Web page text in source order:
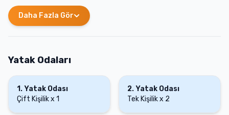
Daha Fazla Gör
Yatak Odaları
1 .Yatak Odası
Çift Kişilikx 1
2.Yatak Odası
Tek Kişilikx 2